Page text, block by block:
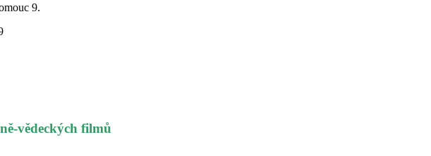
9.
vědeckých filmů